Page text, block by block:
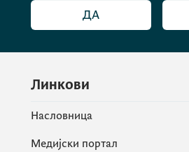
ДА
Линкови
Насловница
Медијски портал